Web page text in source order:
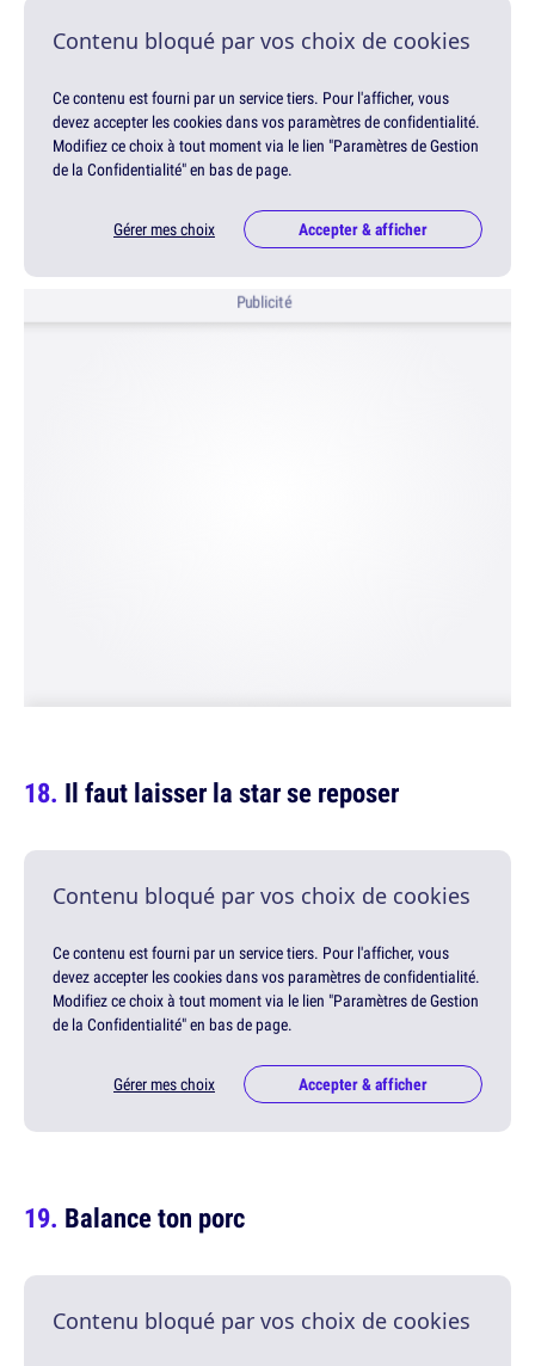
Contenu bloqué par vos choix de cookies
Ce contenu est fourni par un service tiers. Pour l'afficher, vous
devez accepter les cookies dans vos paramètres de confidentialité.
Modifiez ce choix à tout moment via le lien "Paramètres de Gestion
de la Confidentialité" en bas de page.
Gérer mes choix Accepter & afficher
Publicité
Il faut laisser la star se reposer
Contenu bloqué par vos choix de cookies
Ce contenu est fourni par un service tiers. Pour l'afficher, vous
devez accepter les cookies dans vos paramètres de confidentialité.
Modifiez ce choix à tout moment via le lien "Paramètres de Gestion
de la Confidentialité" en bas de page.
Gérer mes choix Accepter & afficher
Balance ton porc
Contenu bloqué par vos choix de cookies